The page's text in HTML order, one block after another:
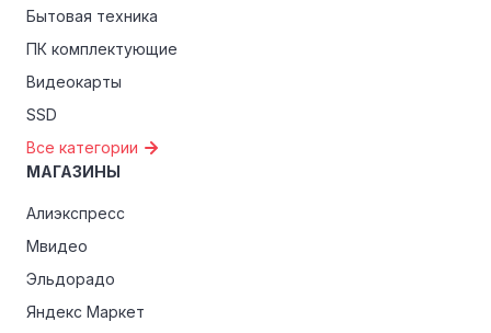
Бытовая техника
ПК комплектующие
Видеокарты
SSD
Все категории
МАГАЗИНЫ
Алиэкспресс
Мвидео
Эльдорадо
Яндекс Маркет